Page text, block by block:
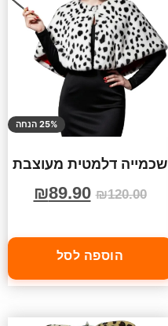
25% הנחה
שכמייה דלמטית מעוצבת
₪120.00
₪89.90
הוספה לסל